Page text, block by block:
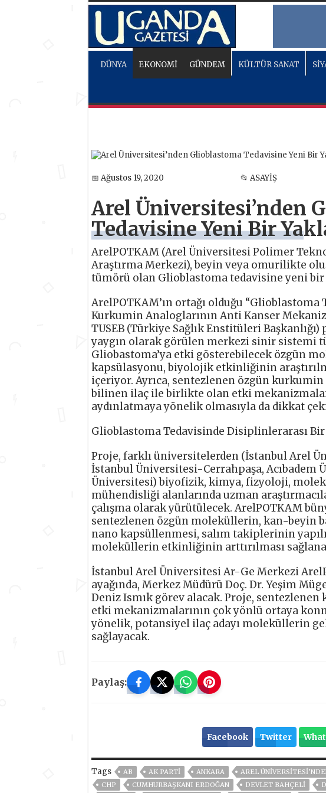
DÜNYA EKONOMİ GÜNDEM KÜLTÜR SANAT
📅 Ağustos 19, 2020 📂 ASAYİŞ
Arel Üniversitesi’nden
Tedavisine Yeni Bir
ArelPOTKAM (Arel Üniversitesi Polimer
Araştırma Merkezi), beyin veya omurilikte
tümörü olan Glioblastoma tedavisine yeni bir
ArelPOTKAM’ın ortağı olduğu
Kurkumin Analoglarının Anti Kanser
TUSEB (Türkiye Sağlık Enstitüleri
yaygın olarak görülen merkezi sinir sistemi
Gliobastoma’ya etki gösterebilecek özgün
kapsülasyonu, biyolojik etkinliğinin
içeriyor. Ayrıca, sentezlenen özgün kurkumin
bilinen ilaç ile birlikte olan etki
aydınlatmaya yönelik olmasıyla da dikkat
Glioblastoma Tedavisinde Disiplinlerarası Bir
Proje, farklı üniversitelerden (İstanbul Arel
İstanbul Üniversitesi-Cerrahpaşa, Acıbadem
Üniversitesi) biyofizik, kimya, fizyoloji,
mühendisliği alanlarında uzman
çalışma olarak yürütülecek. ArelPOTKAM
sentezlenen özgün moleküllerin, kan-beyin
nano kapsüllenmesi, salım takiplerinin
moleküllerin etkinliğinin arttırılması
İstanbul Arel Üniversitesi Ar-Ge Merkezi
ayağında, Merkez Müdürü Doç. Dr. Yeşim
Deniz Ismık görev alacak. Proje,
etki mekanizmalarının çok yönlü ortaya
yönelik, potansiyel ilaç adayı moleküllerin
sağlayacak.
Paylaş:
Facebook Twitter
Tags AB AK PARTİ ANKARA
AREL
CHP
CUMHURBAŞKANI ERDOĞAN DEVLET BAHÇELİ